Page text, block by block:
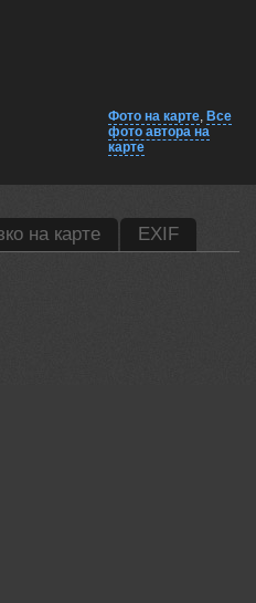
Фото на карте, Все
фото автора на
карте
на карте EXIF